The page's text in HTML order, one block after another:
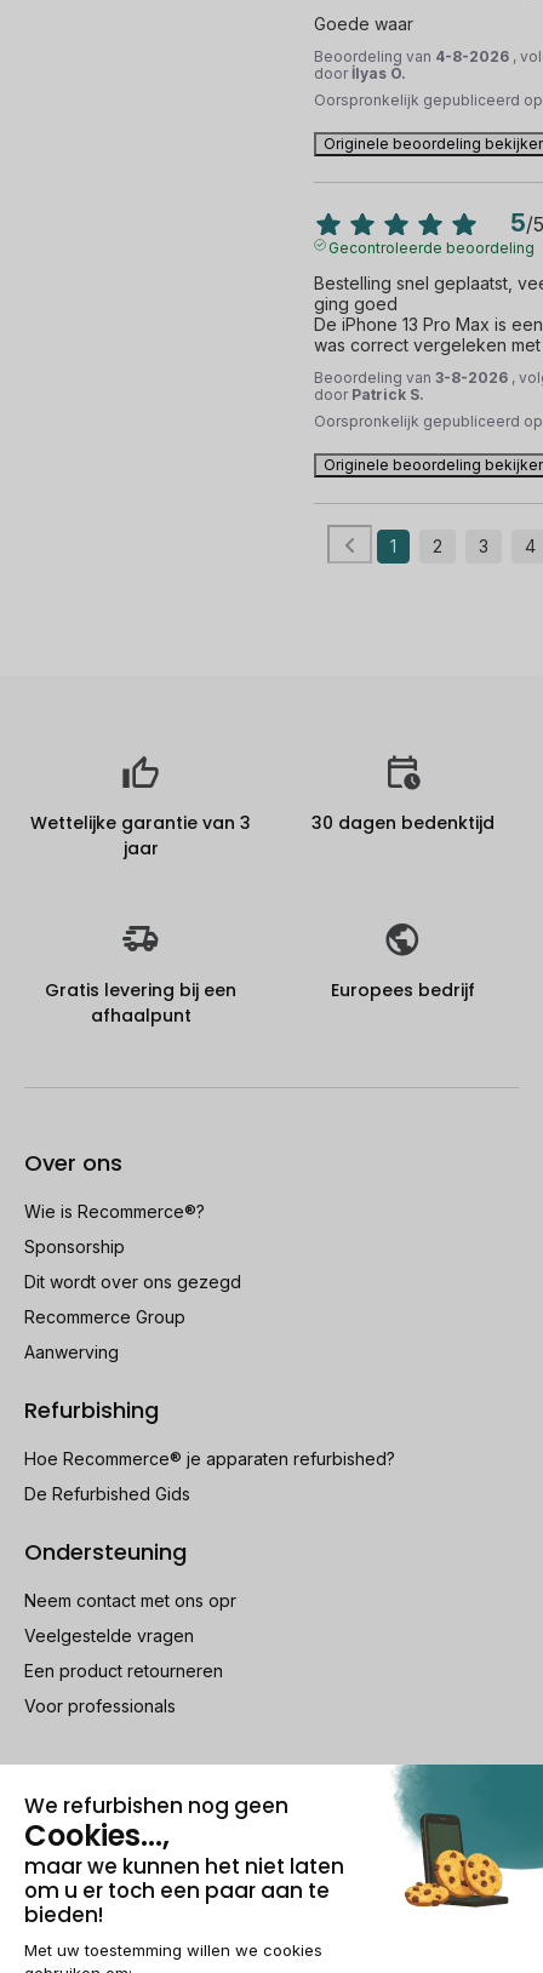
Goede waar
Beoordeling van 4-8-2026 ,
door İlyas Ö.
Oorspronkelijk gepubliceerd
Originele beoordeling
5/5
Gecontroleerde beoordeling
Bestelling snel geplaatst,
ging goed
De iPhone 13 Pro Max is
was correct vergeleken
Beoordeling van 3-8-2026 ,
door Patrick S.
Oorspronkelijk gepubliceerd
Originele beoordeling
1 2 3 4
Wettelijke garantie van 3
jaar
30 dagen bedenktijd
Gratis levering bij een
afhaalpunt
Europees bedrijf
Over ons
Wie is Recommerce®?
Sponsorship
Dit wordt over ons gezegd
Recommerce Group
Aanwerving
Refurbishing
Hoe Recommerce® je apparaten refurbished?
De Refurbished Gids
Ondersteuning
Neem contact met ons opr
Veelgestelde vragen
Een product retourneren
Voor professionals
100% beveiligde betaling
Wettelijke vermeldingen & AGBeheer van cookies